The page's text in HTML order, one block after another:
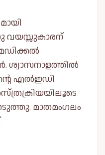
വയസ്സുകാരന്
ശ്വാസനാളത്തിൽ
എൽഇഡി
മാതമംഗലം